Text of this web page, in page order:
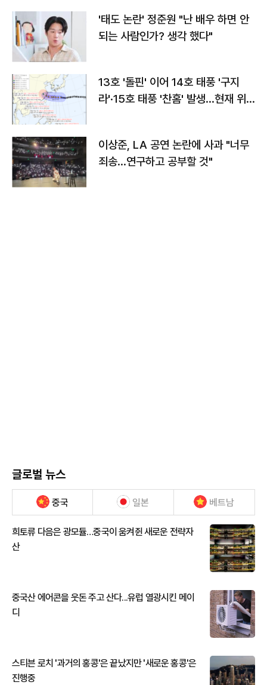
'태도 논란' 정준원 "난 배우 하면 안
되는 사람인가? 생각 했다"
13호 '돌핀' 이어 14호 태풍 '구지
라'·15호 태풍 '찬홈' 발생…현재 위
이상준, LA 공연 논란에 사과 "너무
죄송…연구하고 공부할 것"
글로벌 뉴스
중국 일본 베트남
희토류 다음은 광모듈…중국이 움켜쥔 새로운 전략자
산
중국산 에어콘을 웃돈 주고 산다...유럽 열광시킨 메이
디
스티븐 로치 '과거의 홍콩'은 끝났지만 '새로운 홍콩'은
진행중